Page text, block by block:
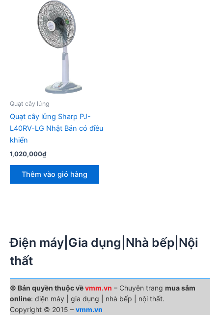
Quạt cây lửng
Quạt cây lửng Sharp PJ-
L40RV-LG Nhật Bản có điều
khiển
1,020,000₫
Thêm vào giỏ hàng
Điện máy|Gia dụng|Nhà bếp|Nội
thất
© Bản quyền thuộc vềvmm.vn – Chuyên trang mua sắm
online: điện máy | gia dụng | nhà bếp | nội thất.
Copyright © 2015 – vmm.vn